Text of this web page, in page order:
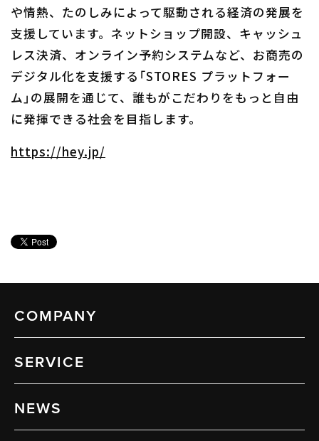
や情熱、たのしみによって駆動される経済の発展を
支援しています。ネットショップ開設、キャッシュ
レス決済、オンライン予約システムなど、お商売の
デジタル化を支援する「STORES プラットフォー
ム」の展開を通じて、誰もがこだわりをもっと自由
に発揮できる社会を目指します。
https://hey.jp/
COMPANY
SERVICE
NEWS